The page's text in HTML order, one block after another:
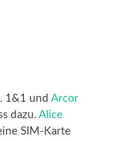
1&1 und Arcor
dazu. Alice
SIM-Karte